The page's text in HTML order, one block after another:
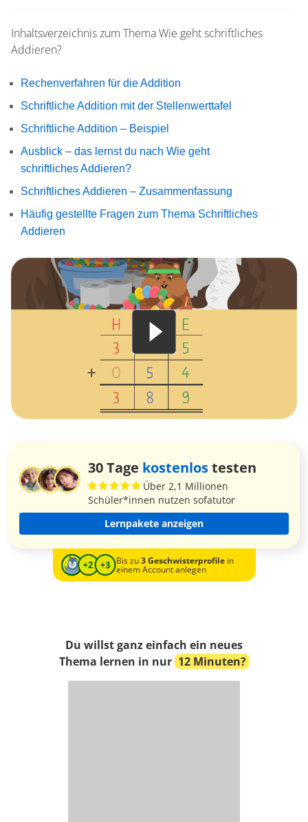
Inhaltsverzeichnis zum ThemaWie geht schriftliches
Addieren?
Rechenverfahren für die Addition
Schriftliche Addition mit der Stellenwerttafel
Schriftliche Addition – Beispiel
Ausblick – das lernst du nach Wie geht
schriftliches Addieren?
Schriftliches Addieren – Zusammenfassung
Häufig gestellte Fragen zum Thema Schriftliches
Addieren
30 Tage kostenlostesten
Über 2,1 Millionen
Schüler*innen nutzen sofatutor
Lernpakete anzeigen
Bis zu3 Geschwisterprofilein
einem Account anlegen
Du willst ganz einfach ein neues
Thema lernen in nur 12 Minuten?